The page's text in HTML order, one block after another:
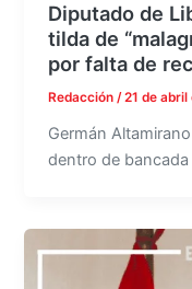
Diputado de
tilda de
por falta de
Redacción/21 de abril
Germán
dentro de